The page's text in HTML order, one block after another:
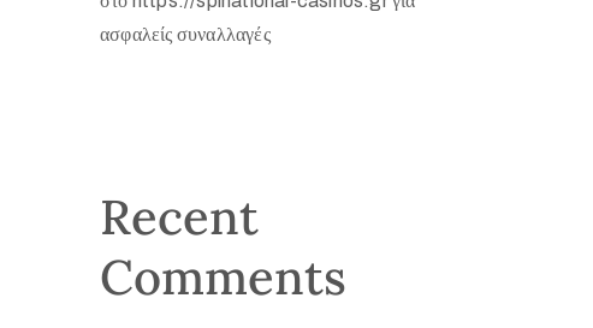
ασφαλείς συναλλαγές
Recent
Comments